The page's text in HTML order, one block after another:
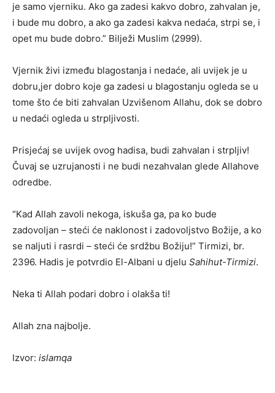
je samo vjerniku. Ako ga zadesi kakvo dobro, zahvalan je,
i bude mu dobro, a ako ga zadesi kakva nedaća, strpi se, i
opet mu bude dobro.” Bilježi Muslim (2999).
Vjernik živi između blagostanja i nedaće, ali uvijek je u
dobru,jer dobro koje ga zadesi u blagostanju ogleda se u
tome što će biti zahvalan Uzvišenom Allahu, dok se dobro
u nedaći ogleda u strpljivosti.
Prisjećaj se uvijek ovog hadisa, budi zahvalan i strpljiv!
Čuvaj se uzrujanosti i ne budi nezahvalan glede Allahove
odredbe.
“Kad Allah zavoli nekoga, iskuša ga, pa ko bude
zadovoljan – steći će naklonost i zadovoljstvo Božije, a ko
se naljuti i rasrdi – steći će srdžbu Božiju!” Tirmizi, br.
2396. Hadis je potvrdio El-Albani u djelu Sahihut-Tirmizi.
Neka ti Allah podari dobro i olakša ti!
Allah zna najbolje.
Izvor: islamqa